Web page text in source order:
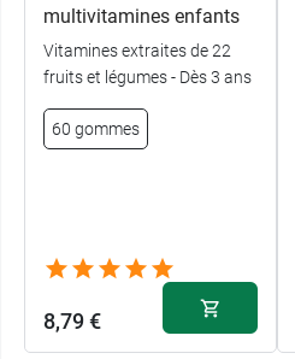
multivitamines enfants
Vitamines extraites de 22
fruits et légumes - Dès 3 ans
60 gommes
8,79 €